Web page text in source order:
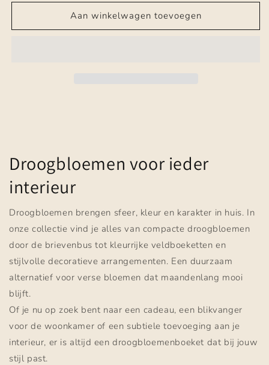
Aan winkelwagen toevoegen
Droogbloemen voor ieder
interieur
Droogbloemen brengen sfeer, kleur en karakter in huis. In
onze collectie vind je alles van compacte droogbloemen
door de brievenbus tot kleurrijke veldboeketten en
stijlvolle decoratieve arrangementen. Een duurzaam
alternatief voor verse bloemen dat maandenlang mooi
blijft.
Of je nu op zoek bent naar een cadeau, een blikvanger
voor de woonkamer of een subtiele toevoeging aan je
interieur, er is altijd een droogbloemenboeket dat bij jouw
stijl past.